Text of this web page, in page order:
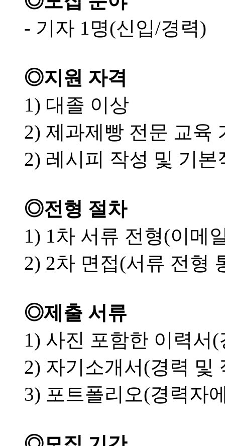
- 기자 1명(신입/경력)
◎지원 자격
1) 대졸 이상
2) 제과제빵 전문 교육
2) 레시피 작성 및 기
◎전형 절차
1) 1차 서류 전형(이메
2) 2차 면접(서류 전형
◎제출 서류
1) 사진 포함한 이력서
2) 자기소개서(경력 및
3) 포트폴리오(경력자